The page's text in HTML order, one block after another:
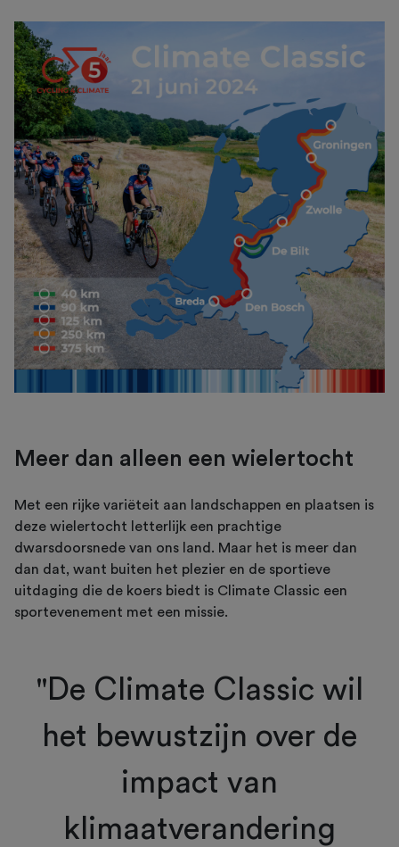
Meer dan alleen een wielertocht
Met een rijke variëteit aan landschappen en plaatsen is
deze wielertocht letterlijk een prachtige
dwarsdoorsnede van ons land. Maar het is meer dan
dan dat, want buiten het plezier en de sportieve
uitdaging die de koers biedt is Climate Classic een
sportevenement met een missie.
"De Climate Classic wil
het bewustzijn over de
impact van
klimaatverandering